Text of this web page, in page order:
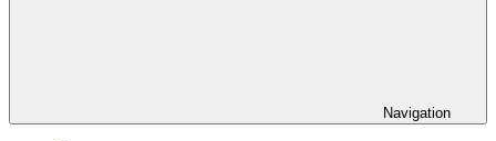
Navigation